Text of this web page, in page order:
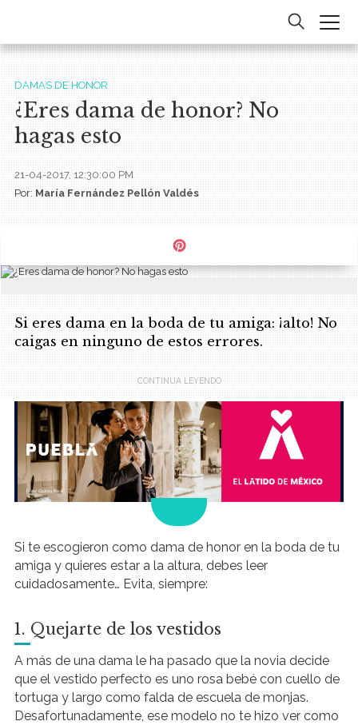
DAMAS DE HONOR
¿Eres dama de honor? No
hagas esto
21-04-2017, 12:30:00 PM
Por:María Fernández Pellón Valdés
Si eres dama en la boda de tu amiga: ¡alto! No
caigas en ninguno de estos errores.
Si te escogieron como dama de honor en la boda de tu
amiga y quieres estar a la altura, debes leer
cuidadosamente… Evita, siempre:
1. Quejarte de los vestidos
A más de una dama le ha pasado que la novia decide
que el vestido perfecto es uno rosa bebé con cuello de
tortuga y largo como falda de escuela de monjas.
Desafortunadamente, ese modelo no te hizo ver como